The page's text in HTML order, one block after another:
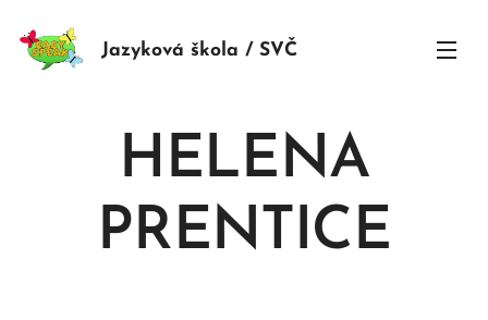
Jazyková škola / SVČ
HELENA
PRENTICE